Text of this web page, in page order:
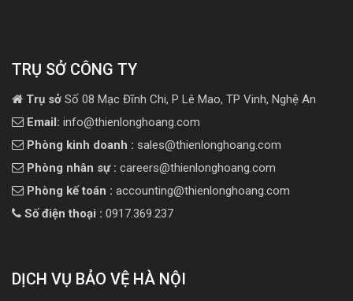
TRỤ SỞ CÔNG TY
Trụ sở Số 08 Mạc Đĩnh Chi, P Lê Mao, TP Vinh, Nghệ An
Email: info@thienlonghoang.com
Phòng kinh doanh : sales@thienlonghoang.com
Phòng nhân sự : careers@thienlonghoang.com
Phòng kế toán : accounting@thienlonghoang.com
Số điện thoại : 0917.369.237
DỊCH VỤ BẢO VỆ HÀ NỘI